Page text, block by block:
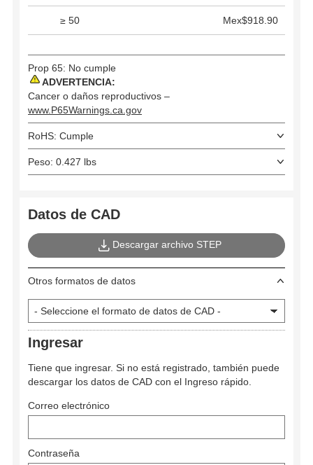
≥ 50 Mex$918.90
Prop 65: No cumple
ADVERTENCIA:
Cancer o daños reproductivos –
www.P65Warnings.ca.gov
RoHS: Cumple
Peso: 0.427 lbs
Datos de CAD
Descargar archivo STEP
Otros formatos de datos
Ingresar
Tiene que ingresar. Si no está registrado, también puede
descargar los datos de CAD con el Ingreso rápido.
Correo electrónico
Contraseña